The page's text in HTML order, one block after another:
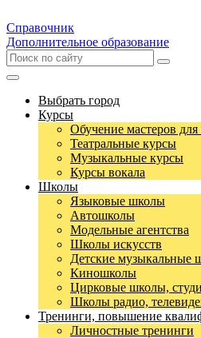
Справочник
Дополнительное образование
Выбрать город
Курсы
Обучение мастеров
Театральные курсы
Музыкальные курсы
Курсы вокала
Школы
Языковые школы
Автошколы
Модельные агентства
Школы искусств
Детские музыкальные
Киношколы
Цирковые школы,
Школы радио,
Тренинги, повышение
Личностные тренинги